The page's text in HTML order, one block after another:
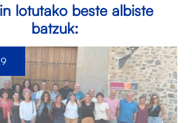
lotutako beste albiste
batzuk: